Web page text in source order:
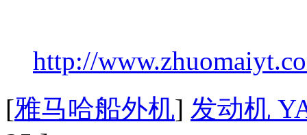
http://
[雅马哈船外机] 发动机